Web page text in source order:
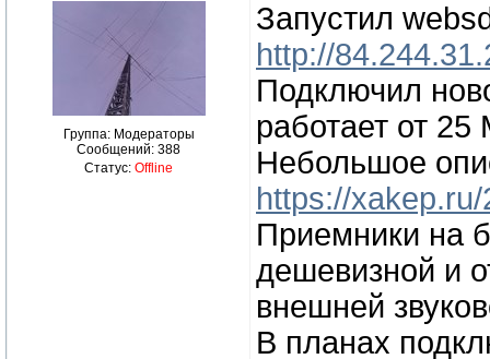
Группа: Модераторы
Сообщений: 388
Статус: Offline
Запустил
http://
Подключил
работает от
Небольшое
https://
Приемники на
дешевизной и
внешней
В планах